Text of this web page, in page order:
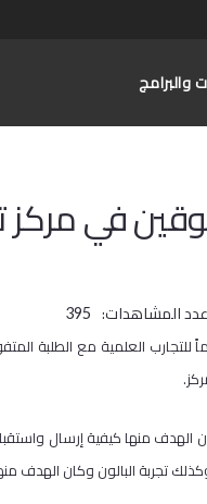
والبرامج
في
عدد المشاهدات: 395
العلمية مع الطلبة
الهدف منها كيفية إرسال
تجربة البالون وكان الهدف